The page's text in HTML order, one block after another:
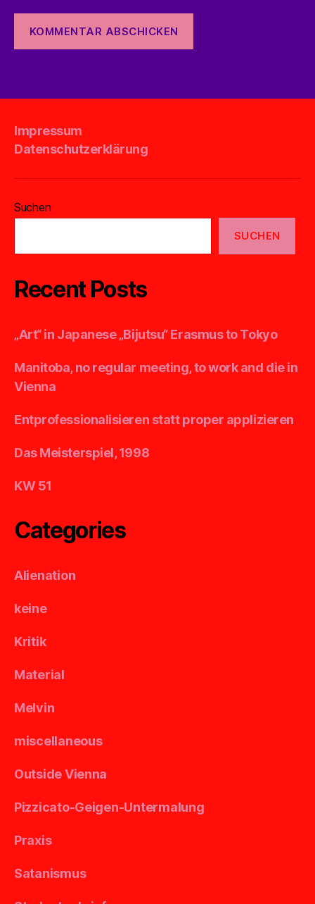
Impressum
Datenschutzerklärung
Suchen
SUCHEN
Recent Posts
„Art“ in Japanese „Bijutsu“ Erasmus to Tokyo
Manitoba, no regular meeting, to work and die in
Vienna
Entprofessionalisieren statt proper applizieren
Das Meisterspiel, 1998
KW 51
Categories
Alienation
keine
Kritik
Material
Melvin
miscellaneous
Outside Vienna
Pizzicato-Geigen-Untermalung
Praxis
Satanismus